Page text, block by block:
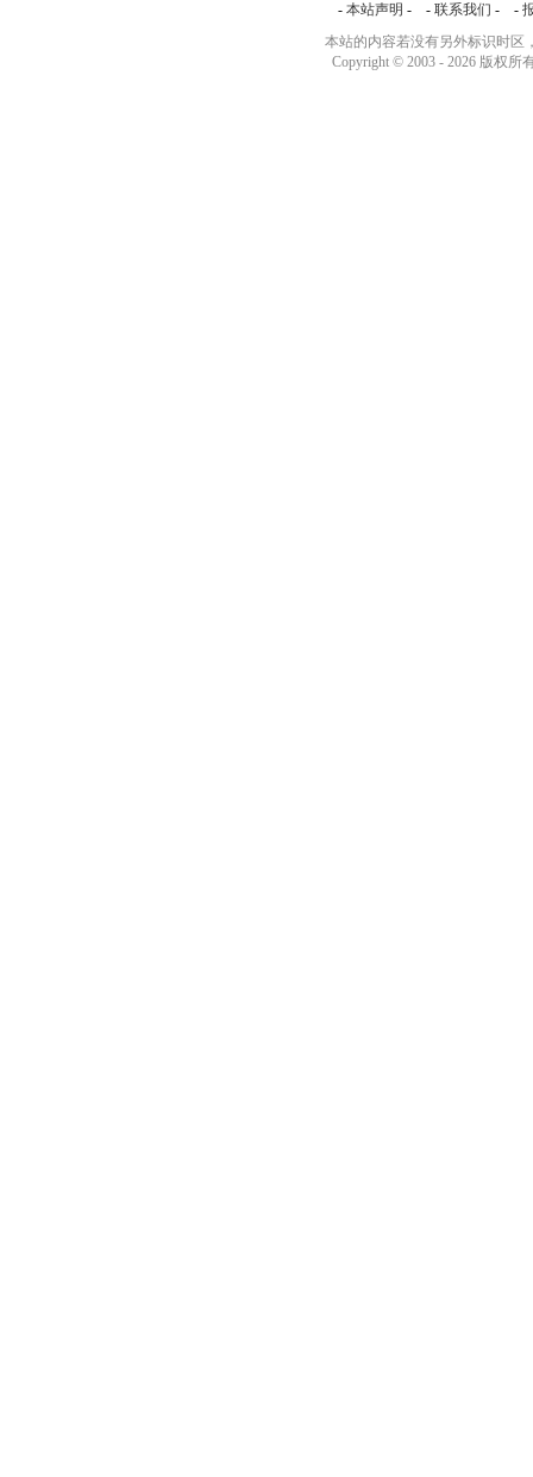
- 本站声明 - - 联系我们 - -
本站的内容若没有另外标识时区
Copyright © 2003 -2026 版权所